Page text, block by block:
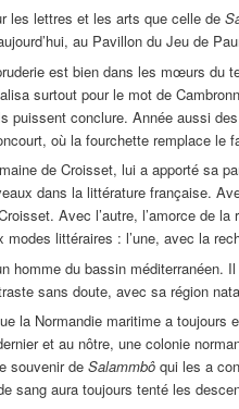
les lettres et les arts que celle de
au Pavillon du Jeu de
est bien dans les mœurs du
surtout pour le mot de
puissent conclure. Année aussi
où la fourchette remplace
de Croisset, lui a apporté sa
dans la littérature française.
Avec l’autre, l’amorce de
littéraires : l’une, avec la
homme du bassin
sans doute, avec sa région
la Normandie maritime a
et au nôtre, une colonie
souvenir de Salammbô qui les a
sang aura toujours tenté les